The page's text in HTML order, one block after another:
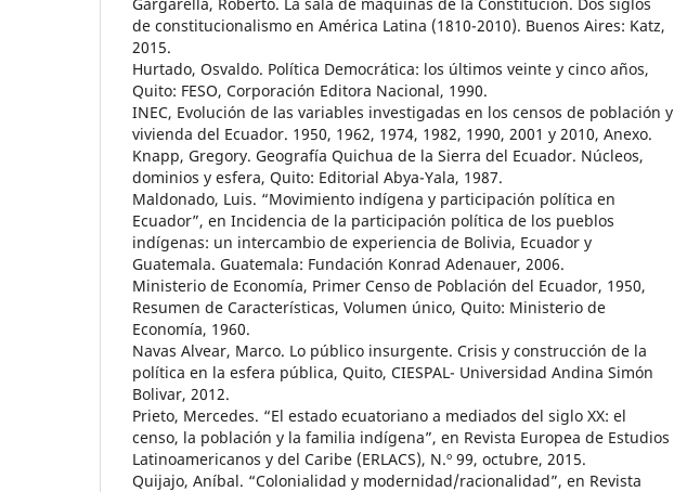
de constitucionalismo en América Latina (1810-2010). Buenos Aires: Katz,
2015.
Hurtado, Osvaldo. Política Democrática: los últimos veinte y cinco años,
Quito: FESO, Corporación Editora Nacional, 1990.
INEC, Evolución de las variables investigadas en los censos de población y
vivienda del Ecuador. 1950, 1962, 1974, 1982, 1990, 2001 y 2010, Anexo.
Knapp, Gregory. Geografía Quichua de la Sierra del Ecuador. Núcleos,
dominios y esfera, Quito: Editorial Abya-Yala, 1987.
Maldonado, Luis. “Movimiento indígena y participación política en
Ecuador”, en Incidencia de la participación política de los pueblos
indígenas: un intercambio de experiencia de Bolivia, Ecuador y
Guatemala. Guatemala: Fundación Konrad Adenauer, 2006.
Ministerio de Economía, Primer Censo de Población del Ecuador, 1950,
Resumen de Características, Volumen único, Quito: Ministerio de
Economía, 1960.
Navas Alvear, Marco. Lo público insurgente. Crisis y construcción de la
política en la esfera pública, Quito, CIESPAL- Universidad Andina Simón
Bolivar, 2012.
Prieto, Mercedes. “El estado ecuatoriano a mediados del siglo XX: el
censo, la población y la familia indígena”, en Revista Europea de Estudios
Latinoamericanos y del Caribe (ERLACS), N.º 99, octubre, 2015.
Quijajo, Aníbal. “Colonialidad y modernidad/racionalidad”, en Revista